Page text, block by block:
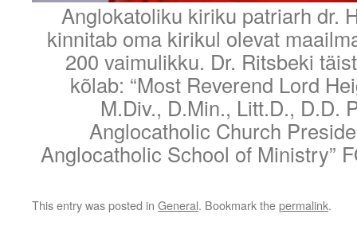
Anglokatoliku kiriku patriarh dr.
kinnitab oma kirikul olevat
200 vaimulikku. Dr. Ritsbeki
kõlab: “Most Reverend Lord
M.Div., D.Min., Litt.D., D.D.
Anglocatholic Church
Anglocatholic School of Ministry”
This entry was posted in General. Bookmark thepermalink.